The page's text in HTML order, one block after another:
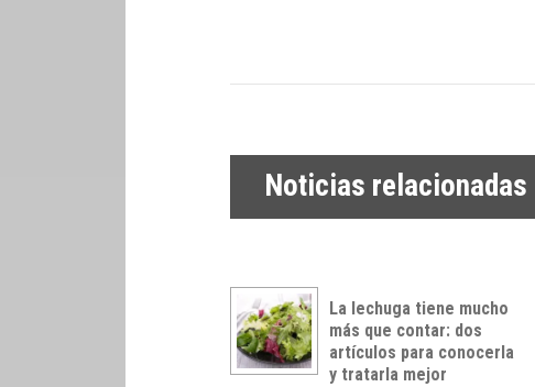
Noticias relacionadas
La lechuga tiene mucho
más que contar: dos
artículos para conocerla
y tratarla mejor